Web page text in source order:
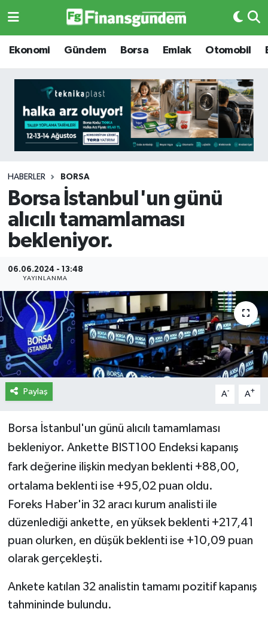
Ekonomi Gündem Borsa Emlak Otomobil
HABERLER BORSA
Borsa İstanbul'un günü
alıcılı tamamlaması
bekleniyor.
06.06.2024 - 13:48
YAYINLANMA
Paylaş A- A+
Borsa İstanbul'un günü alıcılı tamamlaması
bekleniyor. Ankette BIST100 Endeksi kapanış
fark değerine ilişkin medyan beklenti +88,00,
ortalama beklenti ise +95,02 puan oldu.
Foreks Haber'in 32 aracı kurum analisti ile
düzenlediği ankette, en yüksek beklenti +217,41
puan olurken, en düşük beklenti ise +10,09 puan
olarak gerçekleşti.
Ankete katılan 32 analistin tamamı pozitif kapanış
tahmininde bulundu.
Ekonomi
Borsa
Emlak
Otomobil
Gizlilik Sözleşmesi
İletişim
Künye
Yasal Uyarı
Ekonomi
Borsa
Emlak
Emtia
BITCOIN